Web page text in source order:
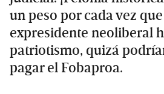
un peso por cada vez
expresidente neoliberal
patriotismo, quizá
pagar el Fobaproa.